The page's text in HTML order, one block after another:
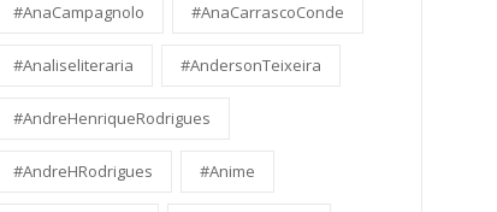
#AnaCampagnolo #AnaCarrascoConde
#Analiseliteraria #AndersonTeixeira
#AndreHenriqueRodrigues
#AndreHRodrigues #Anime